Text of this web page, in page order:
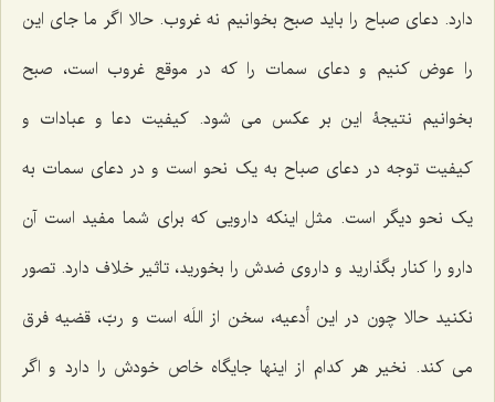
دارد. دعای صباح را باید صبح بخوانیم نه غروب. حالا اگر ما جای این
را عوض کنیم و دعای سمات را که در موقع غروب است، صبح
بخوانیم نتیجۀ این بر عکس می شود. کیفیت دعا و عبادات و
کیفیت توجه در دعای صباح به یک نحو است و در دعای سمات به
یک نحو دیگر است. مثل اینکه دارویی که برای شما مفید است آن
دارو را کنار بگذارید و داروی ضدش را بخورید، تاثیر خلاف دارد. تصور
نکنید حالا چون در این أدعیه، سخن از اللَه است و ربّ، قضیه فرق
می کند. نخیر هر کدام از اینها جایگاه خاص خودش را دارد و اگر